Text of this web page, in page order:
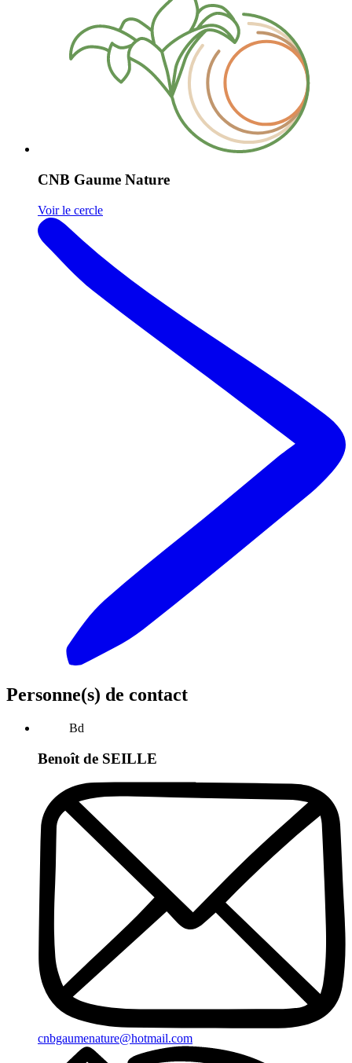
CNB Gaume Nature
Voir le cercle
Personne(s) de contact
Bd
Benoît de SEILLE
cnbgaumenature@hotmail.com